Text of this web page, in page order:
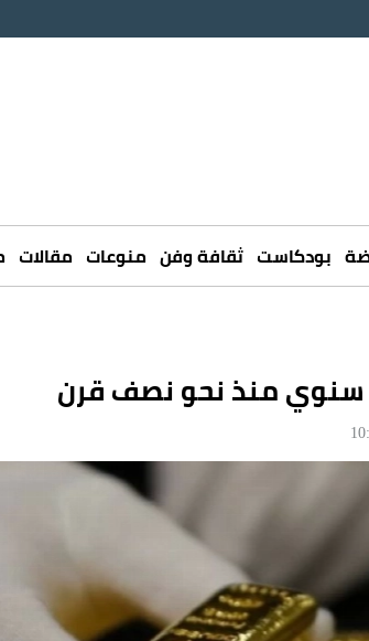
بودكاست ثقافة وفن منوعات مقالات
سنوي منذ نحو نصف قرن